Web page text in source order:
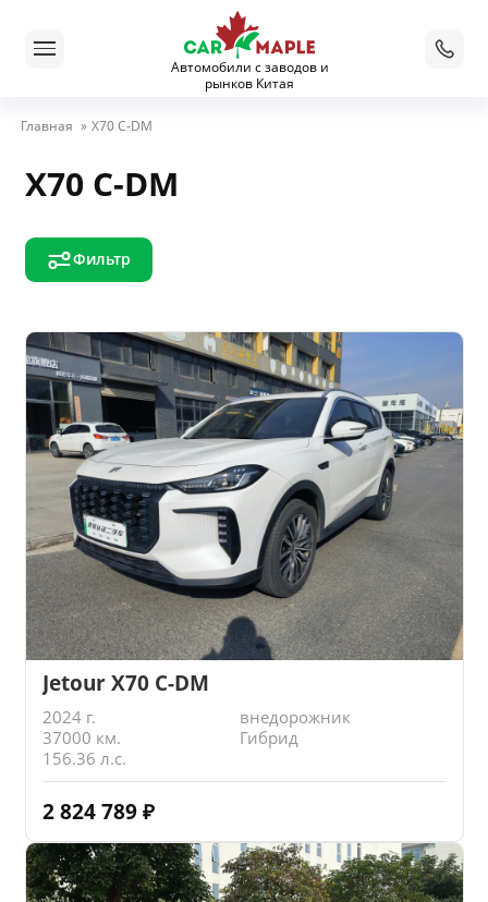
Автомобили с заводов и
рынков Китая
Главная » X70 C-DM
X70 C-DM
Фильтр
Jetour X70 C-DM
2024 г.
внедорожник
37000 км.
Гибрид
156.36 л.с.
2 824 789 ₽